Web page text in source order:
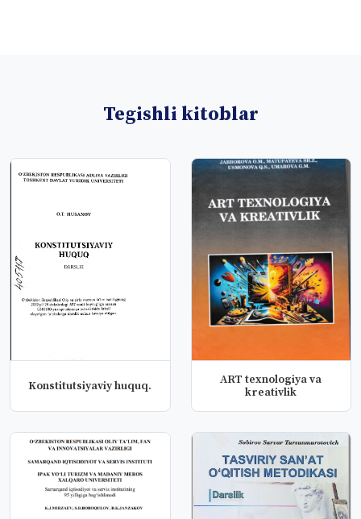
Tegishli kitoblar
Konstitutsiyaviy huquq.
ART texnologiya va
kreativlik